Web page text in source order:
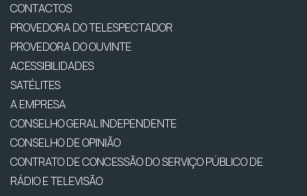
CONTACTOS
PROVEDORA DO TELESPECTADOR
PROVEDORA DO OUVINTE
ACESSIBILIDADES
SATÉLITES
A EMPRESA
CONSELHO GERAL INDEPENDENTE
CONSELHO DE OPINIÃO
CONTRATO DE CONCESSÃO DO SERVIÇO PÚBLICO DE
RÁDIO E TELEVISÃO